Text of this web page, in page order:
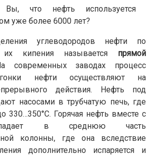
что нефть используется
уже более 6000 лет?
углеводородов нефти по
их кипения называется прямой
современных заводах процесс
нефти осуществляют на
действия. Нефть под
насосами в трубчатую печь, где
330…350°С. Горячая нефть вместе с
в среднюю часть
колонны, где она вследствие
дополнительно испаряется и